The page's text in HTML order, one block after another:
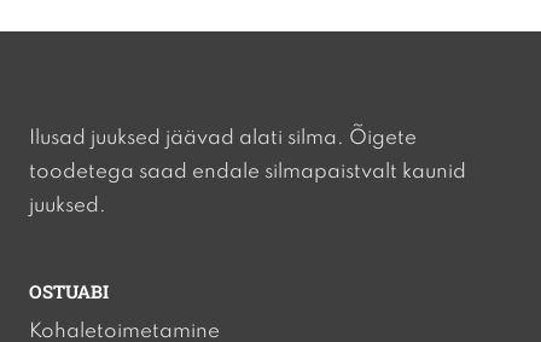
Ilusad juuksed jäävad alati silma. Õigete
toodetega saad endale silmapaistvalt kaunid
juuksed.
OSTUABI
Kohaletoimetamine